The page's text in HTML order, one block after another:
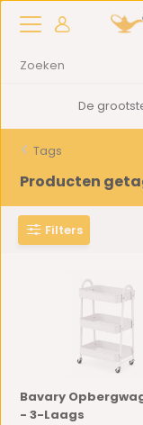
De
Tags
Producten
Filters
Bavary
- 3-Laags